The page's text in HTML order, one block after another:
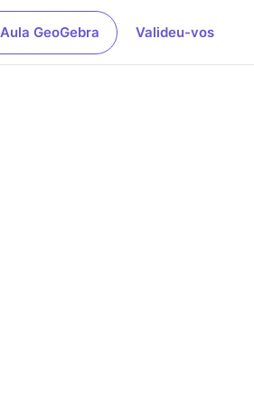
Aula GeoGebra Valideu-vos